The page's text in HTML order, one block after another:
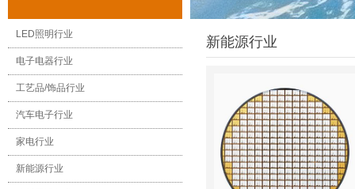
LED照明行业
电子电器行业
工艺品/饰品行业
汽车电子行业
家电行业
新能源行业
新能源行业